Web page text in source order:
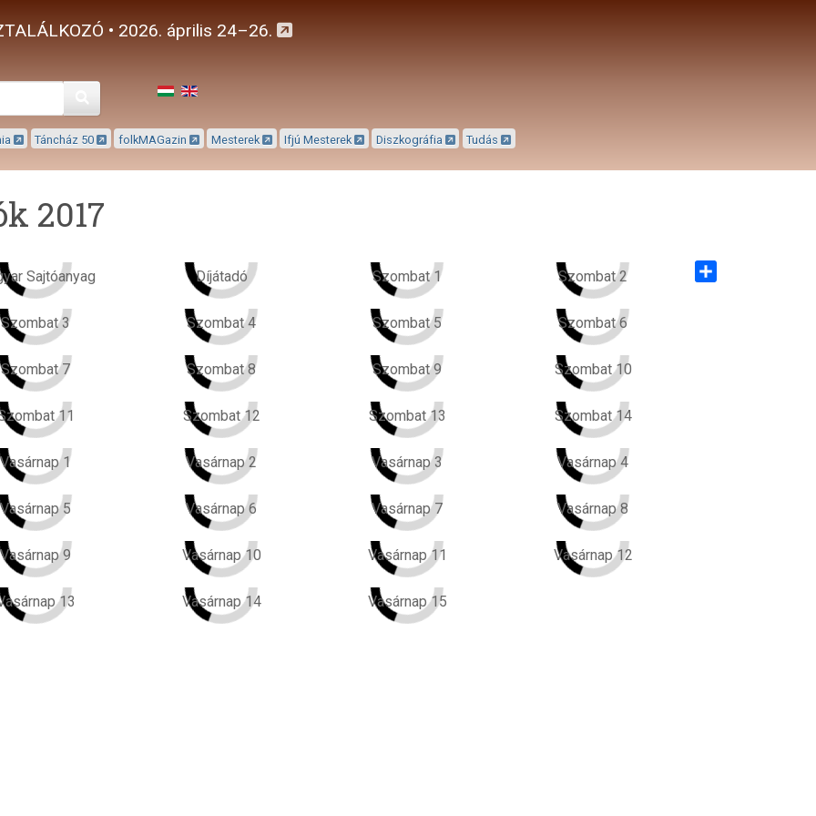
• 2026. április 24–26.
Keresés
Táncház 50 folkMAGazin Mesterek Ifjú Mesterek Diszkográfia Tudás
2017
Sajtóanyag Díjátadó Szombat 1 Szombat 2
Szombat 3 Szombat 4 Szombat 5 Szombat 6
Szombat 7 Szombat 8 Szombat 9 Szombat 10
11 Szombat 12 Szombat 13 Szombat 14
Vasárnap 1 Vasárnap 2 Vasárnap 3 Vasárnap 4
Vasárnap 5 Vasárnap 6 Vasárnap 7 Vasárnap 8
Vasárnap 9 Vasárnap 10 Vasárnap 11 Vasárnap 12
13 Vasárnap 14 Vasárnap 15